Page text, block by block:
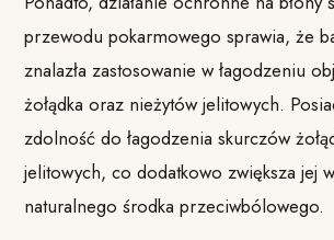
przewodu pokarmowego sprawia, że
znalazła zastosowanie w łagodzeniu
żołądka oraz nieżytów jelitowych.
zdolność do łagodzenia skurczów
jelitowych, co dodatkowo zwiększa jej
naturalnego środka przeciwbólowego.